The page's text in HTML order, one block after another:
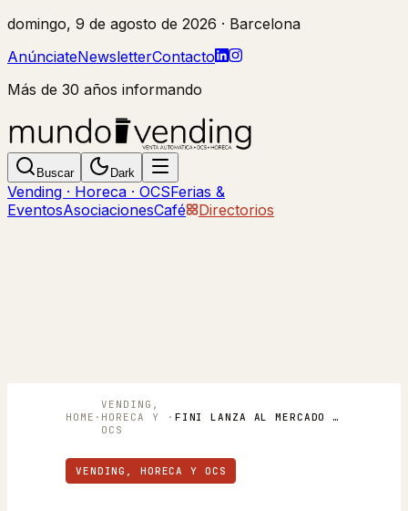
domingo, 9 de agosto de 2026 · Barcelona
AnúnciateNewsletterContacto
Más de 30 años informando
Buscar Dark
Vending · Horeca · OCSFerias &
EventosAsociacionesCafé Directorios
HOME ·
VENDING,
HORECA Y
OCS
· FINI LANZA AL MERCADO EL PRIMER MOCHI EN VERSIÓN GOLOSINA
VENDING, HORECA Y OCS